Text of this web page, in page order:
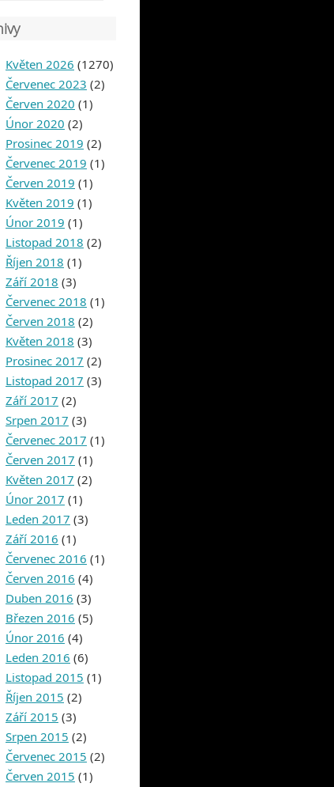
Květen 2026 (1270)
Červenec 2023 (2)
Červen 2020 (1)
Únor 2020 (2)
Prosinec 2019 (2)
Červenec 2019 (1)
Červen 2019 (1)
Květen 2019 (1)
Únor 2019 (1)
Listopad 2018 (2)
Říjen 2018 (1)
Září 2018 (3)
Červenec 2018 (1)
Červen 2018 (2)
Květen 2018 (3)
Prosinec 2017 (2)
Listopad 2017 (3)
Září 2017 (2)
Srpen 2017 (3)
Červenec 2017 (1)
Červen 2017 (1)
Květen 2017 (2)
Únor 2017 (1)
Leden 2017 (3)
Září 2016 (1)
Červenec 2016 (1)
Červen 2016 (4)
Duben 2016 (3)
Březen 2016 (5)
Únor 2016 (4)
Leden 2016 (6)
Listopad 2015 (1)
Říjen 2015 (2)
Září 2015 (3)
Srpen 2015 (2)
Červenec 2015 (2)
Červen 2015 (1)